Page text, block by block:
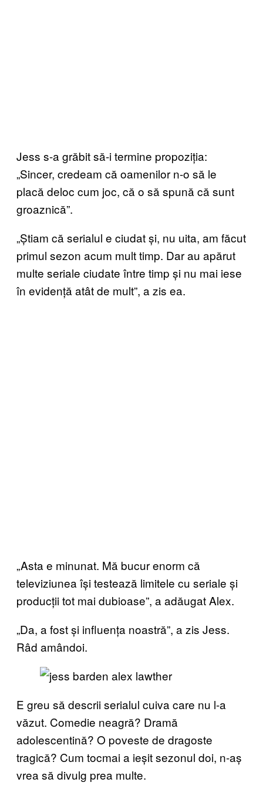
Jess s-a grăbit să-i termine propoziția:
„Sincer, credeam că oamenilor n-o să le
placă deloc cum joc, că o să spună că sunt
groaznică”.
„Știam că serialul e ciudat și, nu uita, am făcut
primul sezon acum mult timp. Dar au apărut
multe seriale ciudate între timp și nu mai iese
în evidență atât de mult”, a zis ea.
„Asta e minunat. Mă bucur enorm că
televiziunea își testează limitele cu seriale și
producții tot mai dubioase”, a adăugat Alex.
„Da, a fost și influența noastră”, a zis Jess.
Râd amândoi.
E greu să descrii serialul cuiva care nu l-a
văzut. Comedie neagră? Dramă
adolescentină? O poveste de dragoste
tragică? Cum tocmai a ieșit sezonul doi, n-aș
vrea să divulg prea multe.